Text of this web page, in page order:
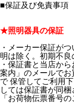
■保証及び免責事項
★照明器具の保証
・メーカー保証が
明は除く。初期不良
・保証書と当店か
案内」のメールで
で 保管してご利用
しては保証書が同
「お荷物伝票番号